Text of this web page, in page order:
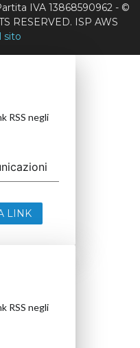
IVA 13868590962 - ©
RESERVED. ISP AWS
sito
RSS negli
LINK
RSS negli